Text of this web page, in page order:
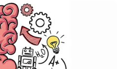
കുറയ്ക്കാനോ പേശി
നിരവധി
ഷേക്കുകൾ,
പായ്ക്ക് ചെയ്ത
വലിയ അളവിൽ